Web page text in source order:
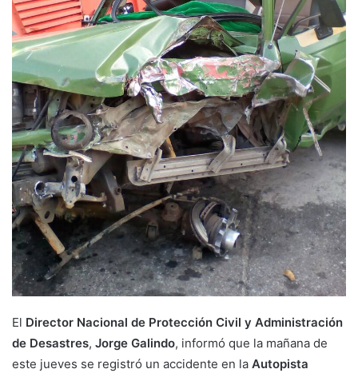
El Director Nacional de Protección Civil y Administración
de Desastres, Jorge Galindo, informó que la mañana de
este jueves se registró un accidente en la Autopista